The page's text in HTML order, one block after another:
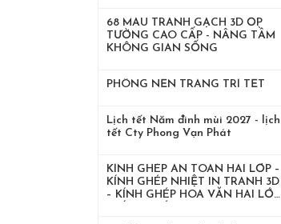
68 MẨU TRANH GẠCH 3D ỐP
TƯỜNG CAO CẤP - NÂNG TẦM
KHÔNG GIAN SỐNG
PHÔNG NỀN TRANG TRÍ TẾT
Lịch tết Năm đinh mùi 2027 - lịch
tết Cty Phong Vạn Phát
KÍNH GHÉP AN TOÀN HAI LỚP –
KÍNH GHÉP NHIỆT IN TRANH 3D
– KÍNH GHÉP HOA VĂN HAI LỚP